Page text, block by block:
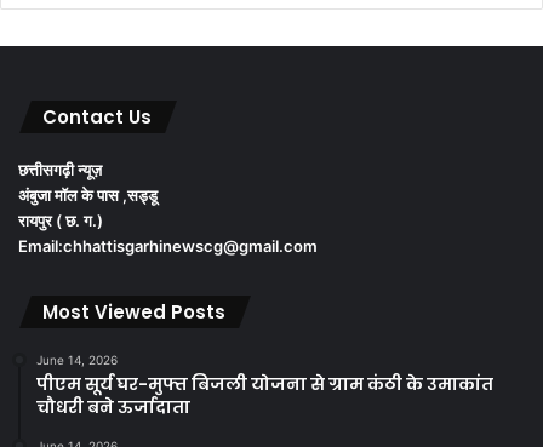
Contact Us
छत्तीसगढ़ी न्यूज़
अंबुजा मॉल के पास ,सड्डू
रायपुर ( छ. ग.)
Email:chhattisgarhinewscg@gmail.com
Most Viewed Posts
June 14, 2026
पीएम सूर्य घर-मुफ्त बिजली योजना से ग्राम कंठी के उमाकांत
चौधरी बने ऊर्जादाता